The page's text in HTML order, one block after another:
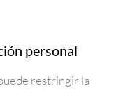
personal
restringir la